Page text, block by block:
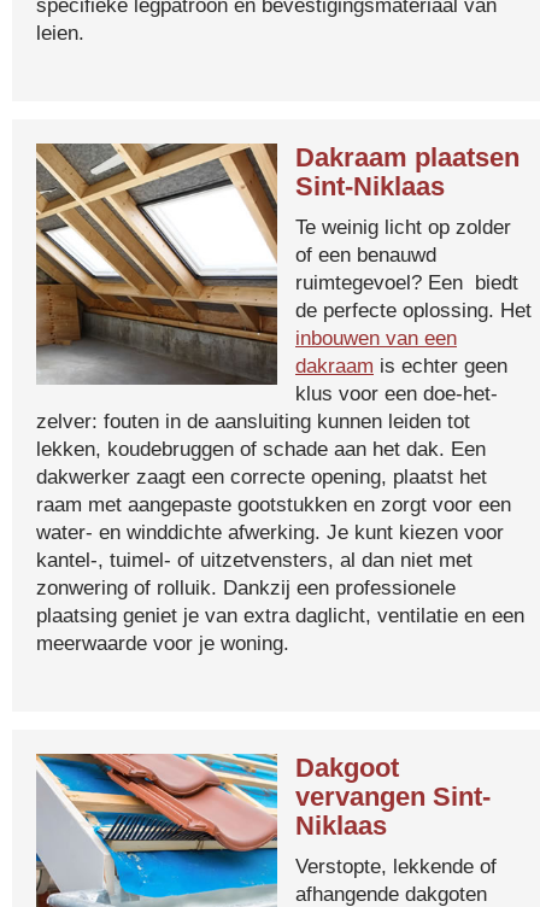
specifieke legpatroon en bevestigingsmateriaal van
leien.
Dakraam plaatsen
Sint-Niklaas
Te weinig licht op zolder
of een benauwd
ruimtegevoel? Een biedt
de perfecte oplossing. Het
inbouwen van een
dakraam is echter geen
klus voor een doe-het-
zelver: fouten in de aansluiting kunnen leiden tot
lekken, koudebruggen of schade aan het dak. Een
dakwerker zaagt een correcte opening, plaatst het
raam met aangepaste gootstukken en zorgt voor een
water- en winddichte afwerking. Je kunt kiezen voor
kantel-, tuimel- of uitzetvensters, al dan niet met
zonwering of rolluik. Dankzij een professionele
plaatsing geniet je van extra daglicht, ventilatie en een
meerwaarde voor je woning.
Dakgoot
vervangen Sint-
Niklaas
Verstopte, lekkende of
afhangende dakgoten